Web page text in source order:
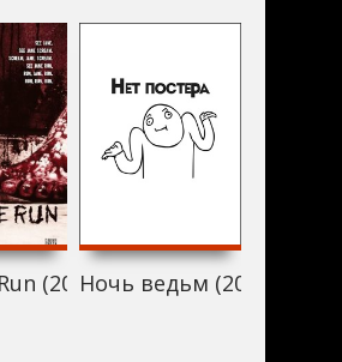
(2007)Ночь ведьм (2007)